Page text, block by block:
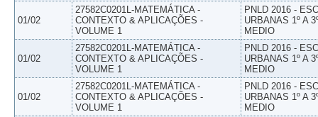
01/02
27582C0201L-MATEMÁTICA -
CONTEXTO & APLICAÇÕES -
VOLUME 1
PNLD 2016 -
URBANAS 1º A
MEDIO
01/02
27582C0201L-MATEMÁTICA -
CONTEXTO & APLICAÇÕES -
VOLUME 1
PNLD 2016 -
URBANAS 1º A
MEDIO
01/02
27582C0201L-MATEMÁTICA -
CONTEXTO & APLICAÇÕES -
VOLUME 1
PNLD 2016 -
URBANAS 1º A
MEDIO